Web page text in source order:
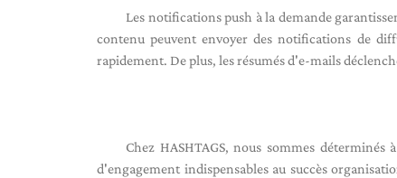
Les notifications push à la demande
contenu peuvent envoyer des notifications de
rapidement. De plus, les résumés d'e-mails
Chez HASHTAGS, nous sommes
d'engagement indispensables au succès